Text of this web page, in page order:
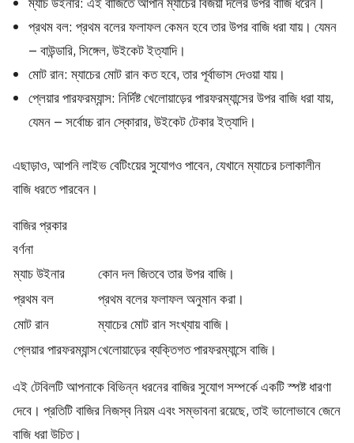
প্রথম বল: প্রথম বলের ফলাফল কেমন হবে তার উপর বাজি ধরা যায়। যেমন
– বাউন্ডারি, সিঙ্গেল, উইকেট ইত্যাদি।
মোট রান: ম্যাচের মোট রান কত হবে, তার পূর্বাভাস দেওয়া যায়।
প্লেয়ার পারফরম্যান্স: নির্দিষ্ট খেলোয়াড়ের পারফরম্যান্সের উপর বাজি ধরা যায়,
যেমন – সর্বোচ্চ রান স্কোরার, উইকেট টেকার ইত্যাদি।
এছাড়াও, আপনি লাইভ বেটিংয়ের সুযোগও পাবেন, যেখানে ম্যাচের চলাকালীন
বাজি ধরতে পারবেন।
বাজির প্রকার
বর্ণনা
ম্যাচ উইনার
কোন দল জিতবে তার উপর বাজি।
প্রথম বল
প্রথম বলের ফলাফল অনুমান করা।
মোট রান
ম্যাচের মোট রান সংখ্যায় বাজি।
প্লেয়ার পারফরম্যান্সখেলোয়াড়ের ব্যক্তিগত পারফরম্যান্সে বাজি।
এই টেবিলটি আপনাকে বিভিন্ন ধরনের বাজির সুযোগ সম্পর্কে একটি স্পষ্ট ধারণা
দেবে। প্রতিটি বাজির নিজস্ব নিয়ম এবং সম্ভাবনা রয়েছে, তাই ভালোভাবে জেনে
বাজি ধরা উচিত।